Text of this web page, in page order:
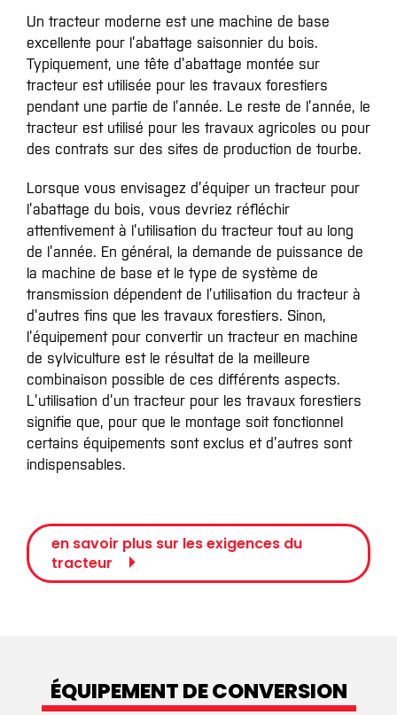
Un tracteur moderne est une machine de base
excellente pour l’abattage saisonnier du bois.
Typiquement, une tête d’abattage montée sur
tracteur est utilisée pour les travaux forestiers
pendant une partie de l’année. Le reste de l’année, le
tracteur est utilisé pour les travaux agricoles ou pour
des contrats sur des sites de production de tourbe.
Lorsque vous envisagez d’équiper un tracteur pour
l’abattage du bois, vous devriez réfléchir
attentivement à l’utilisation du tracteur tout au long
de l’année. En général, la demande de puissance de
la machine de base et le type de système de
transmission dépendent de l’utilisation du tracteur à
d’autres fins que les travaux forestiers. Sinon,
l’équipement pour convertir un tracteur en machine
de sylviculture est le résultat de la meilleure
combinaison possible de ces différents aspects.
L’utilisation d’un tracteur pour les travaux forestiers
signifie que, pour que le montage soit fonctionnel
certains équipements sont exclus et d’autres sont
indispensables.
en savoir plus sur les exigences du
tracteur
ÉQUIPEMENT DE CONVERSION